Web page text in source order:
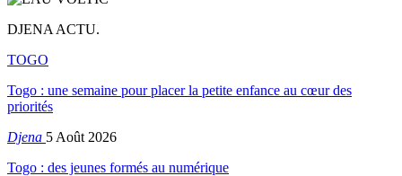
DJENA ACTU.
TOGO
Togo : une semaine pour placer la petite enfance au cœur des
priorités
Djena 5 Août 2026
Togo : des jeunes formés au numérique